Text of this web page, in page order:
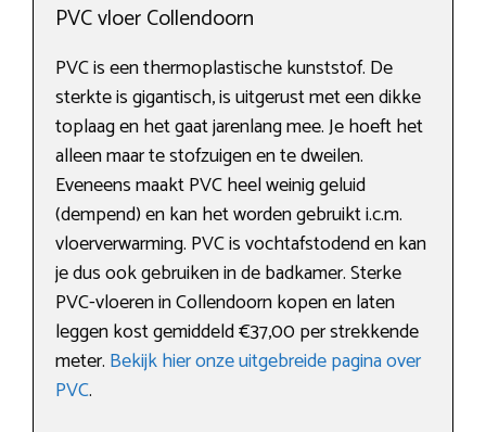
PVC vloer Collendoorn
PVC is een thermoplastische kunststof. De
sterkte is gigantisch, is uitgerust met een dikke
toplaag en het gaat jarenlang mee. Je hoeft het
alleen maar te stofzuigen en te dweilen.
Eveneens maakt PVC heel weinig geluid
(dempend) en kan het worden gebruikt i.c.m.
vloerverwarming. PVC is vochtafstodend en kan
je dus ook gebruiken in de badkamer. Sterke
PVC-vloeren in Collendoorn kopen en laten
leggen kost gemiddeld €37,00 per strekkende
meter. Bekijk hier onze uitgebreide pagina over
PVC.